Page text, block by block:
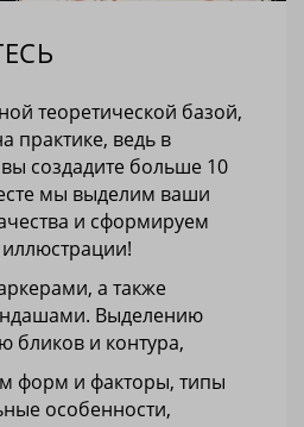
теоретической базой,
практике, ведь в
создадите больше 10
мы выделим ваши
и сформируем
а также
Выделению
бликов и контура,
форм и факторы, типы
особенности,